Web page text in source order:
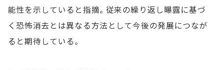
能性を示していると指摘。従来の繰り返し曝露に基づ
く恐怖消去とは異なる方法として今後の発展につなが
ると期待している。